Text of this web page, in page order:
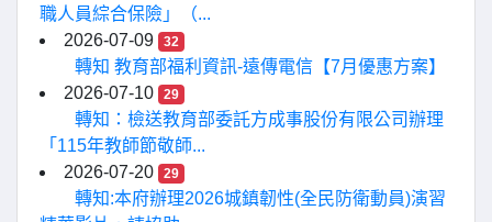
職人員綜合保險」（...
2026-07-09
32
轉知 教育部福利資訊-遠傳電信【7月優惠方案】
2026-07-10
29
轉知：檢送教育部委託方成事股份有限公司辦理
「115年教師節敬師...
2026-07-20
29
轉知:本府辦理2026城鎮韌性(全民防衛動員)演習